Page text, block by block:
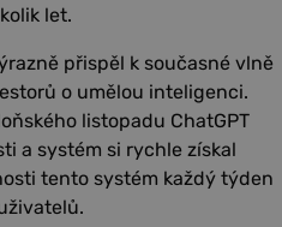
let.
přispěl k současné vlně
o umělou inteligenci.
listopadu ChatGPT
a systém si rychle získal
tento systém každý týden